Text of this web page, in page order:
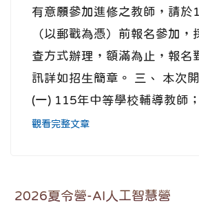
有意願參加進修之教師，請於
（以郵戳為憑）前報名參加，
查方式辦理，額滿為止，報名
訊詳如招生簡章。 三、 本次
(一) 115年中等學校輔導教師
觀看完整文章
2026夏令營-AI人工智慧營